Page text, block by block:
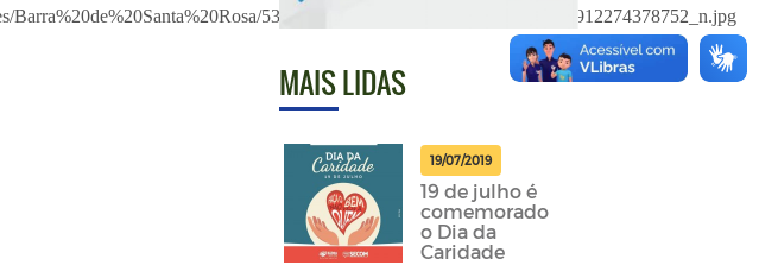
MAIS LIDAS
19/07/2019
19 de julho é
comemorado
o Dia da
Caridade